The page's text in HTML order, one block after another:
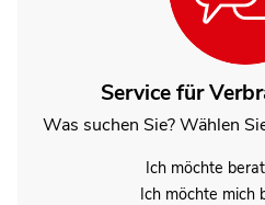
Service für
Was suchen Sie? Wählen
Ich möchte
Ich möchte mich